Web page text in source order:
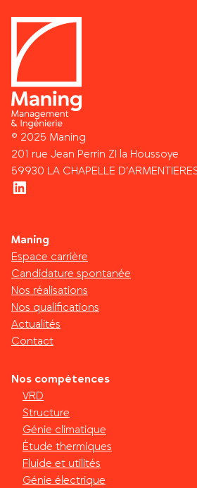
Maning accompagne les projets
industriel construction en
process et exploitation. Notre
industrielle permet de concevoir
fiables, évolutifs et adaptés aux
futurs de l’industrie.
© 2025 Maning
201 rue Jean Perrin ZI la Houssoye
59930 LA CHAPELLE
LinkedIn
Maning
Espace carrière
Candidature spontanée
Nos réalisations
Nos qualifications
Actualités
Contact
Nos compétences
VRD
Structure
Génie climatique
Étude thermiques
Fluide et utilités
Génie électrique